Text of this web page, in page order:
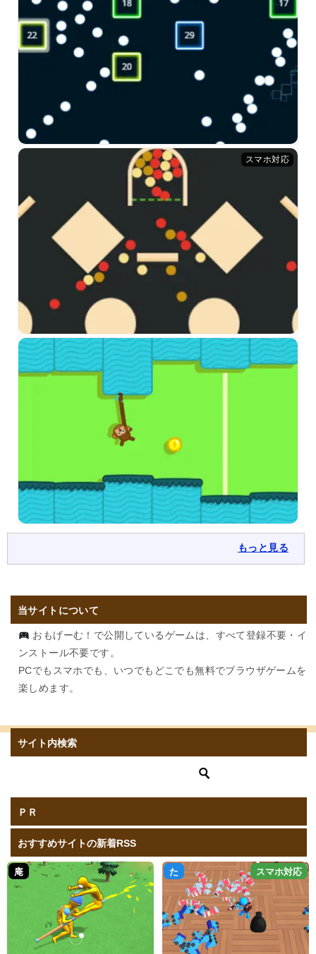
もっと見る
当サイトについて
おもげーむ！で公開しているゲームは、すべて登録不要・イ
ンストール不要です。
PCでもスマホでも、いつでもどこでも無料でブラウザゲームを
楽しめます。
サイト内検索
ＰＲ
おすすめサイトの新着RSS
庵 た スマホ対応